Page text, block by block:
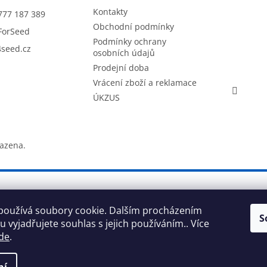
soubory cookie. Dalším procházením
vyjadřujete souhlas s jejich používáním.. Více
.
187 389
Kontakty
Obchodní podmínky
Podmínky ochrany
osobních údajů
Prodejní doba
Vrácení zboží a reklamace
ÚKZUS